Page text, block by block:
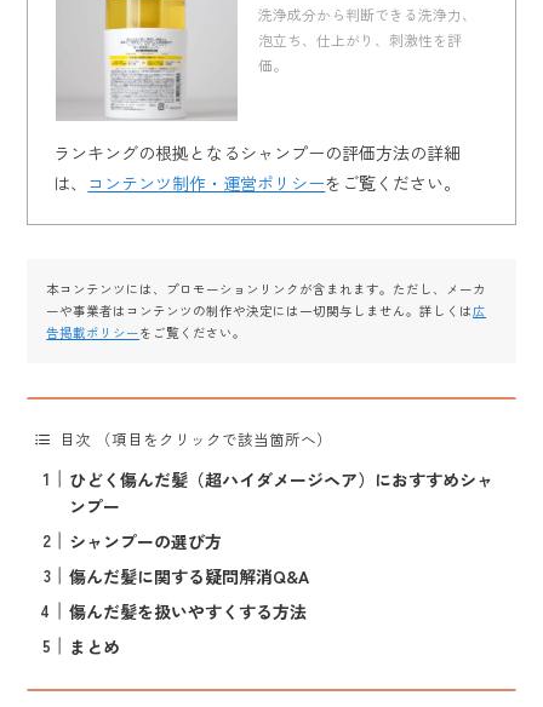
洗浄成分から判断できる洗浄力、
泡立ち、仕上がり、刺激性を評
価。
ランキングの根拠となるシャンプーの評価方法の詳細
は、 コンテンツ制作・運営ポリシーをご覧ください。
本コンテンツには、プロモーションリンクが含まれます。ただし、メーカ
ーや事業者はコンテンツの制作や決定には一切関与しません。詳しくは広
告掲載ポリシーをご覧ください。
目次 （項目をクリックで該当箇所へ）
ひどく傷んだ髪（超ハイダメージヘア）におすすめシャ
ンプー
シャンプーの選び方
傷んだ髪に関する疑問解消Q&A
傷んだ髪を扱いやすくする方法
まとめ